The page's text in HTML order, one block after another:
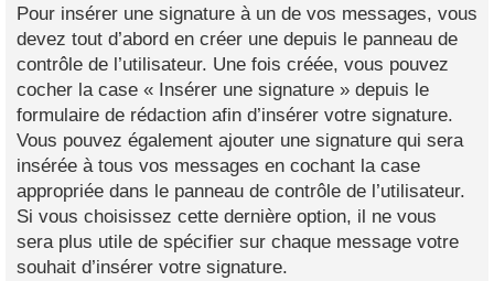
Pour insérer une signature à un de vos messages, vous
devez tout d’abord en créer une depuis le panneau de
contrôle de l’utilisateur. Une fois créée, vous pouvez
cocher la case « Insérer une signature » depuis le
formulaire de rédaction afin d’insérer votre signature.
Vous pouvez également ajouter une signature qui sera
insérée à tous vos messages en cochant la case
appropriée dans le panneau de contrôle de l’utilisateur.
Si vous choisissez cette dernière option, il ne vous
sera plus utile de spécifier sur chaque message votre
souhait d’insérer votre signature.